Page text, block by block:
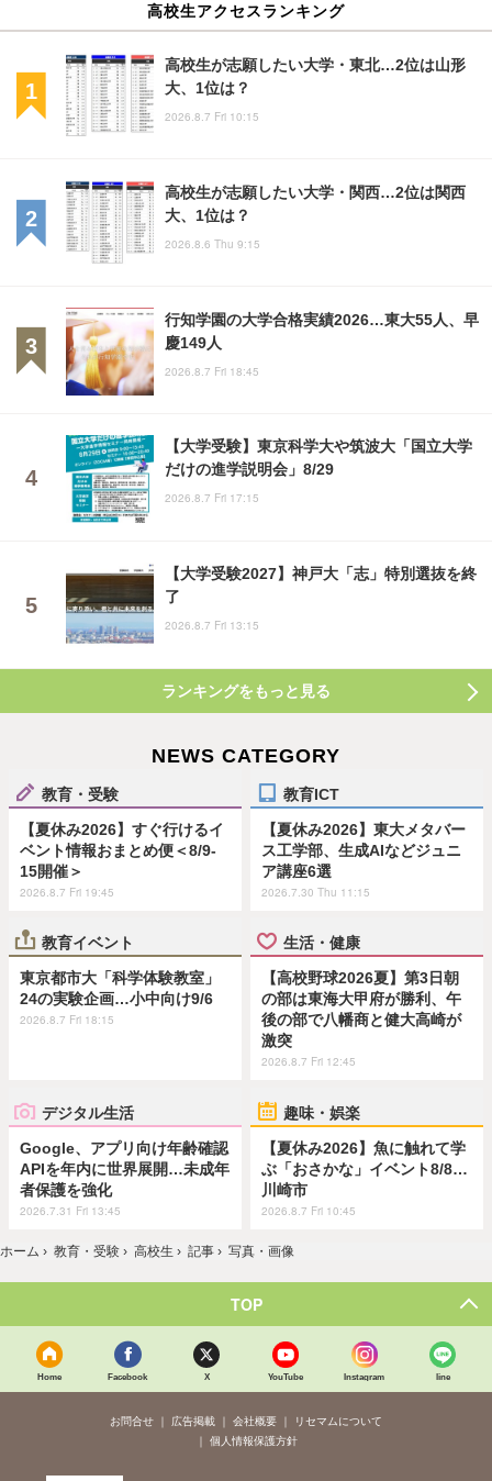
高校生アクセスランキング
高校生が志願したい大学・東北…2位は山形
大、1位は？
2026.8.7 Fri 10:15
高校生が志願したい大学・関西…2位は関西
大、1位は？
2026.8.6 Thu 9:15
行知学園の大学合格実績2026…東大55人、早
慶149人
2026.8.7 Fri 18:45
【大学受験】東京科学大や筑波大「国立大学
だけの進学説明会」8/29
2026.8.7 Fri 17:15
【大学受験2027】神戸大「志」特別選抜を終
了
2026.8.7 Fri 13:15
ランキングをもっと見る
NEWS CATEGORY
教育・受験
【夏休み2026】すぐ行けるイ
ベント情報おまとめ便＜8/9-
15開催＞
2026.8.7 Fri 19:45
教育ICT
【夏休み2026】東大メタバー
ス工学部、生成AIなどジュニ
ア講座6選
2026.7.30 Thu 11:15
教育イベント
東京都市大「科学体験教室」
24の実験企画…小中向け9/6
2026.8.7 Fri 18:15
生活・健康
【高校野球2026夏】第3日朝
の部は東海大甲府が勝利、午
後の部で八幡商と健大高崎が
激突
2026.8.7 Fri 12:45
デジタル生活
Google、アプリ向け年齢確認
APIを年内に世界展開…未成年
者保護を強化
2026.7.31 Fri 13:45
趣味・娯楽
【夏休み2026】魚に触れて学
ぶ「おさかな」イベント8/8…
川崎市
2026.8.7 Fri 10:45
ホーム › 教育・受験 › 高校生 › 記事 › 写真・画像
TOP
Home Facebook X YouTube Instagram line
お問合せ 広告掲載 会社概要
リセマムについて
個人情報保護方針